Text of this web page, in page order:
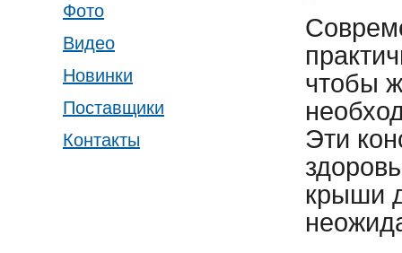
Фото
Видео
Новинки
Поставщики
Контакты
чтобы
Эти
крыши